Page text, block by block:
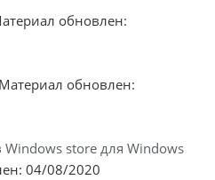
обновлен:
Материал обновлен:
store для Windows
04/08/2020